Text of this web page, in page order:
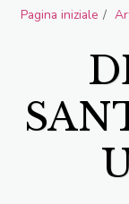
Pagina iniziale